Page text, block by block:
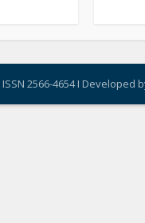
ISSN 2566-4654 I Developed